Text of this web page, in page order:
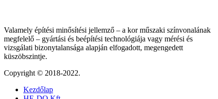
Valamely építési minősítési jellemző – a kor műszaki színvonalának
megfelelő – gyártási és beépítési technológiája vagy mérési és
vizsgálati bizonytalansága alapján elfogadott, megengedett
küszöbszintje.
Copyright © 2018-2022.
Kezdőlap